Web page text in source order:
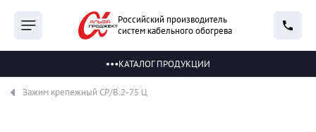
Российский производитель
систем кабельного обогрева
КАТАЛОГ ПРОДУКЦИИ
Зажим крепежный СР/В.2-75 Ц